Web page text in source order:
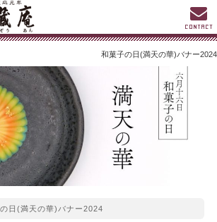
和菓子の日(満天の華)バナー2024
日(満天の華)バナー2024
CONTACT